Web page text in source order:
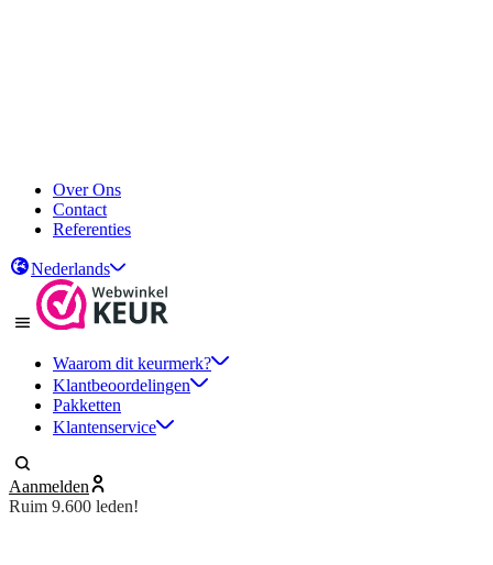
Over Ons
Contact
Referenties
Nederlands
Waarom dit keurmerk?
Klantbeoordelingen
Pakketten
Klantenservice
Aanmelden
Ruim 9.600 leden!